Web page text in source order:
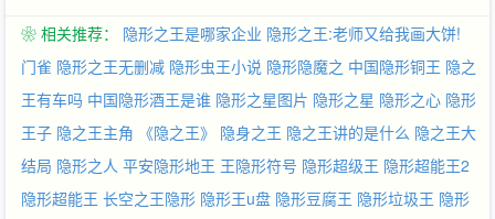
个黑暗的世界！终有一天，我会站在世界之巅宣告：我，就是世界
之王！！！ ——张德帅 ps：本书全异能，无半点类似玄幻神仙传
承之类，不喜勿入。异能等级：（sss,s,a,B,c,d,e,F）
❀ 相关推荐： 隐形之王是哪家企业 隐形之王:老师又给我画大饼!
门雀 隐形之王无删减 隐形虫王小说 隐形隐魔之 中国隐形铜王 隐之
王有车吗 中国隐形酒王是谁 隐形之星图片 隐形之星 隐形之心 隐形
王子 隐之王主角 《隐之王》 隐身之王 隐之王讲的是什么 隐之王大
结局 隐形之人 平安隐形地王 王隐形符号 隐形超级王 隐形超能王2
隐形超能王 长空之王隐形 隐形王u盘 隐形豆腐王 隐形垃圾王 隐形